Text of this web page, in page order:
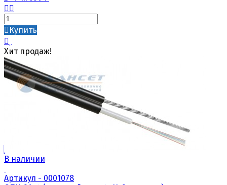
Купить
Хит продаж!
В наличии
Артикул - 0001078